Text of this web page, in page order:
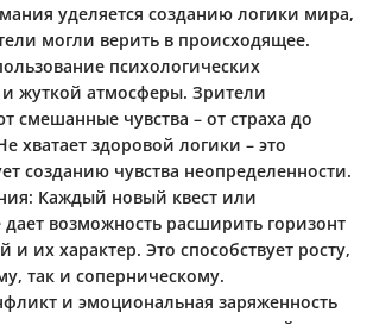
уделяется созданию логики мира,
могли верить в происходящее.
психологических
и жуткой атмосферы. Зрители
смешанные чувства – от страха до
хватает здоровой логики – это
созданию чувства неопределенности.
: Каждый новый квест или
возможность расширить горизонт
и их характер. Это способствует росту,
так и соперническому.
и эмоциональная заряженность